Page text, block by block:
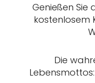
Genießen Sie
kostenlosem
Die